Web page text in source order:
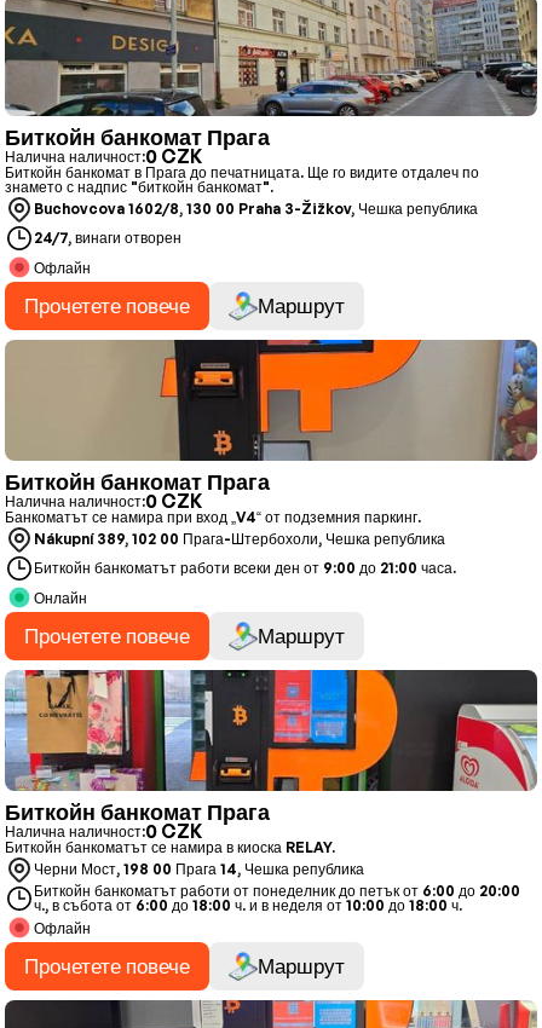
Биткойн банкомат Прага
Налична наличност:0 CZK
Биткойн банкомат в Прага до печатницата. Ще го видите отдалеч по
знамето с надпис "биткойн банкомат".
Buchovcova 1602/8, 130 00 Praha 3-Žižkov, Чешка република
24/7, винаги отворен
Офлайн
Прочетете повече Маршрут
Биткойн банкомат Прага
Налична наличност:0 CZK
Банкоматът се намира при вход „V4“ от подземния паркинг.
Nákupní 389, 102 00 Прага-Штербохоли, Чешка република
Биткойн банкоматът работи всеки ден от 9:00 до 21:00 часа.
Онлайн
Прочетете повече Маршрут
Биткойн банкомат Прага
Налична наличност:0 CZK
Биткойн банкоматът се намира в киоска RELAY.
Черни Мост, 198 00 Прага 14, Чешка република
Биткойн банкоматът работи от понеделник до петък от 6:00 до 20:00
ч., в събота от 6:00 до 18:00 ч. и в неделя от 10:00 до 18:00 ч.
Офлайн
Прочетете повече Маршрут